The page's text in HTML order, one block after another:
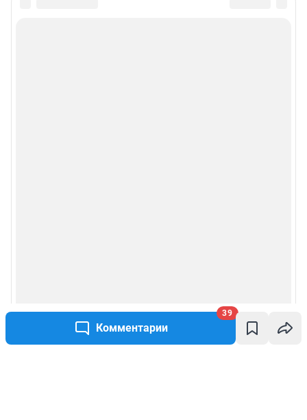
Комментарии
39